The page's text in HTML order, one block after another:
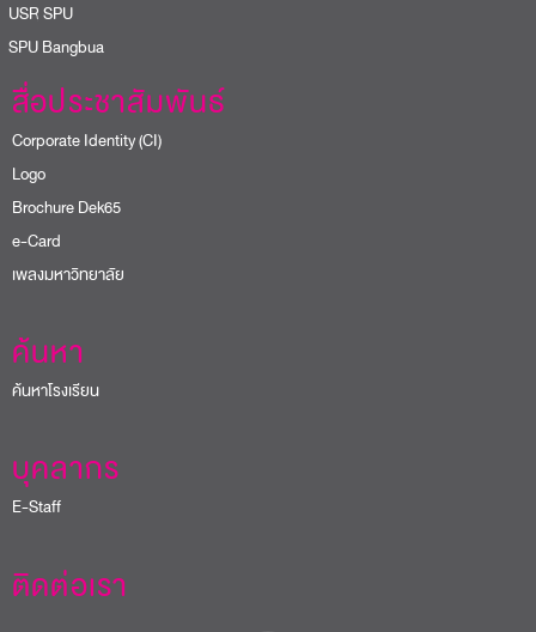
SPU
Bangbua
สื่อประชาสัมพันธ์
Corporate Identity (CI)
Logo
Brochure Dek65
e-Card
เพลงมหาวิทยาลัย
ค้นหา
ค้นหาโรงเรียน
บุคลากร
E-Staff
ติดต่อเรา